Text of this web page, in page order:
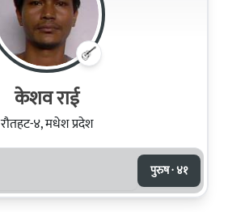
केशव राई
रौतहट-४, मधेश प्रदेश
पुरुष · ४१